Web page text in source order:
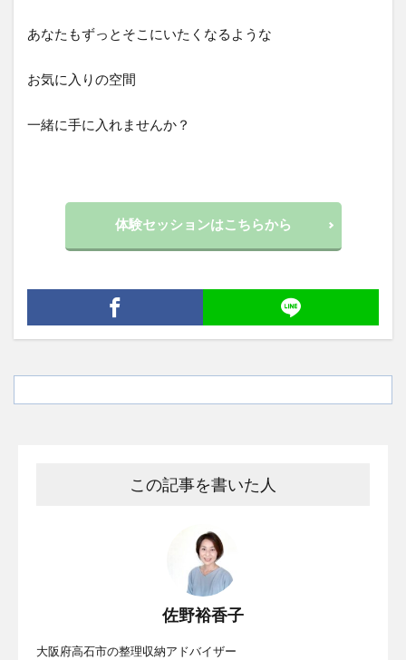
あなたもずっとそこにいたくなるような
お気に入りの空間
一緒に手に入れませんか？
体験セッションはこちらから
この記事を書いた人
佐野裕香子
大阪府高石市の整理収納アドバイザー